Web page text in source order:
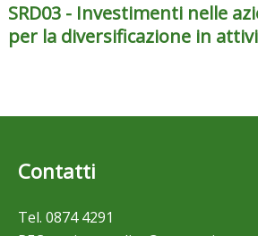
SRD03 - Investimenti nelle
per la diversificazione in
Contatti
Tel. 0874 4291